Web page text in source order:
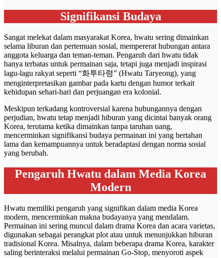
Signifikansi Budaya
Sangat melekat dalam masyarakat Korea, hwatu sering dimainkan
selama liburan dan pertemuan sosial, mempererat hubungan antara
anggota keluarga dan teman-teman. Pengaruh dari hwatu tidak
hanya terbatas untuk permainan saja, tetapi juga menjadi inspirasi
lagu-lagu rakyat seperti “화투타령” (Hwatu Taryeong), yang
menginterpretasikan gambar pada kartu dengan humor terkait
kehidupan sehari-hari dan perjuangan era kolonial.
Meskipun terkadang kontroversial karena hubungannya dengan
perjudian, hwatu tetap menjadi hiburan yang dicintai banyak orang
Korea, terutama ketika dimainkan tanpa taruhan uang,
mencerminkan signifikansi budaya permainan ini yang bertahan
lama dan kemampuannya untuk beradaptasi dengan norma sosial
yang berubah.
Pengaruh Hwatu dalam Media Korea
Modern
Hwatu memiliki pengaruh yang signifikan dalam media Korea
modern, mencerminkan makna budayanya yang mendalam.
Permainan ini sering muncul dalam drama Korea dan acara varietas,
digunakan sebagai perangkat plot atau untuk menunjukkan hiburan
tradisional Korea. Misalnya, dalam beberapa drama Korea, karakter
saling berinteraksi melalui permainan Go-Stop, menyoroti aspek